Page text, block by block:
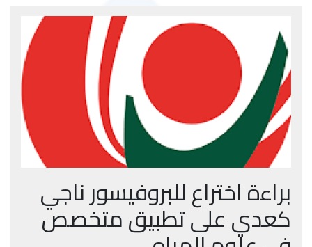
براءة اختراع للبروفيسور ناجي
كعدي على تطبيق متخصص